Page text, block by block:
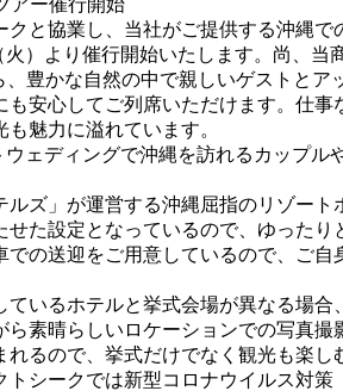
と協業し、当社がご提供する沖縄
）より催行開始いたします。尚、
豊かな自然の中で親しいゲストと
安心してご列席いただけます。仕
魅力に溢れています。
ェディングで沖縄を訪れるカップ
ズ」が運営する沖縄屈指のリゾー
た設定となっているので、ゆったり
の送迎をご用意しているので、ご
いるホテルと挙式会場が異なる場
素晴らしいロケーションでの写真
るので、挙式だけでなく観光も楽し
シークでは新型コロナウイルス対策